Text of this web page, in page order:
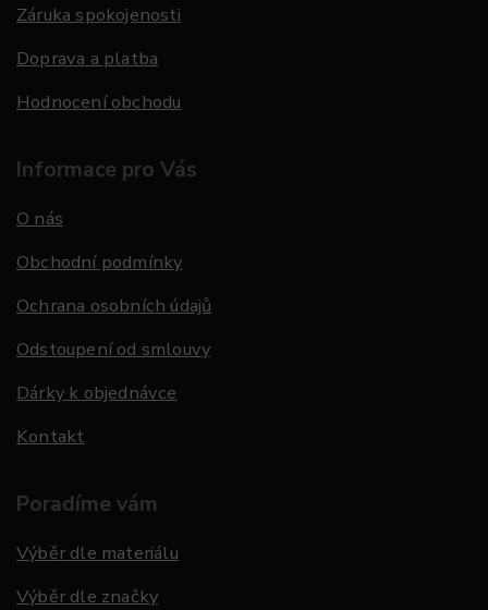
Záruka spokojenosti
Doprava a platba
Hodnocení obchodu
Informace pro Vás
O nás
Obchodní podmínky
Ochrana osobních údajů
Odstoupení od smlouvy
Dárky k objednávce
Kontakt
Poradíme vám
Výběr dle materiálu
Výběr dle značky